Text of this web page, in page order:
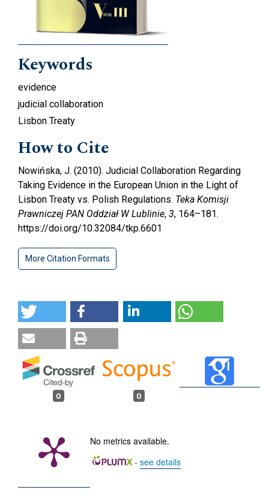
Keywords
evidence
judicial collaboration
Lisbon Treaty
How to Cite
Nowińska, J. (2010). Judicial Collaboration Regarding
Taking Evidence in the European Union in the Light of
Lisbon Treaty vs. Polish Regulations. Teka Komisji
Prawniczej PAN Oddział W Lublinie, 3, 164–181.
https://doi.org/10.32084/tkp.6601
More Citation Formats
0 0
No metrics available.
- see details